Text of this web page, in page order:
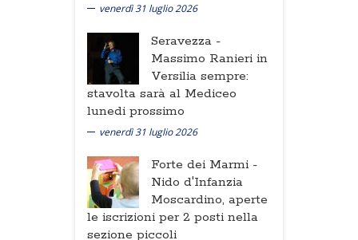
venerdì 31 luglio 2026
Seravezza -
Massimo Ranieri in
Versilia sempre:
stavolta sarà al Mediceo
lunedi prossimo
venerdì 31 luglio 2026
Forte dei Marmi -
Nido d'Infanzia
Moscardino, aperte
le iscrizioni per 2 posti nella
sezione piccoli